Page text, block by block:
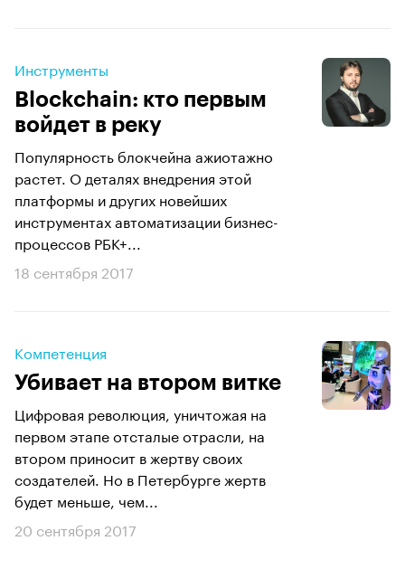
Инструменты
Blockchain: кто первым
войдет в реку
Популярность блокчейна ажиотажно
растет. О деталях внедрения этой
платформы и других новейших
инструментах автоматизации бизнес-
процессов РБК+...
18 сентября 2017
Компетенция
Убивает на втором витке
Цифровая революция, уничтожая на
первом этапе отсталые отрасли, на
втором приносит в жертву своих
создателей. Но в Петербурге жертв
будет меньше, чем...
20 сентября 2017